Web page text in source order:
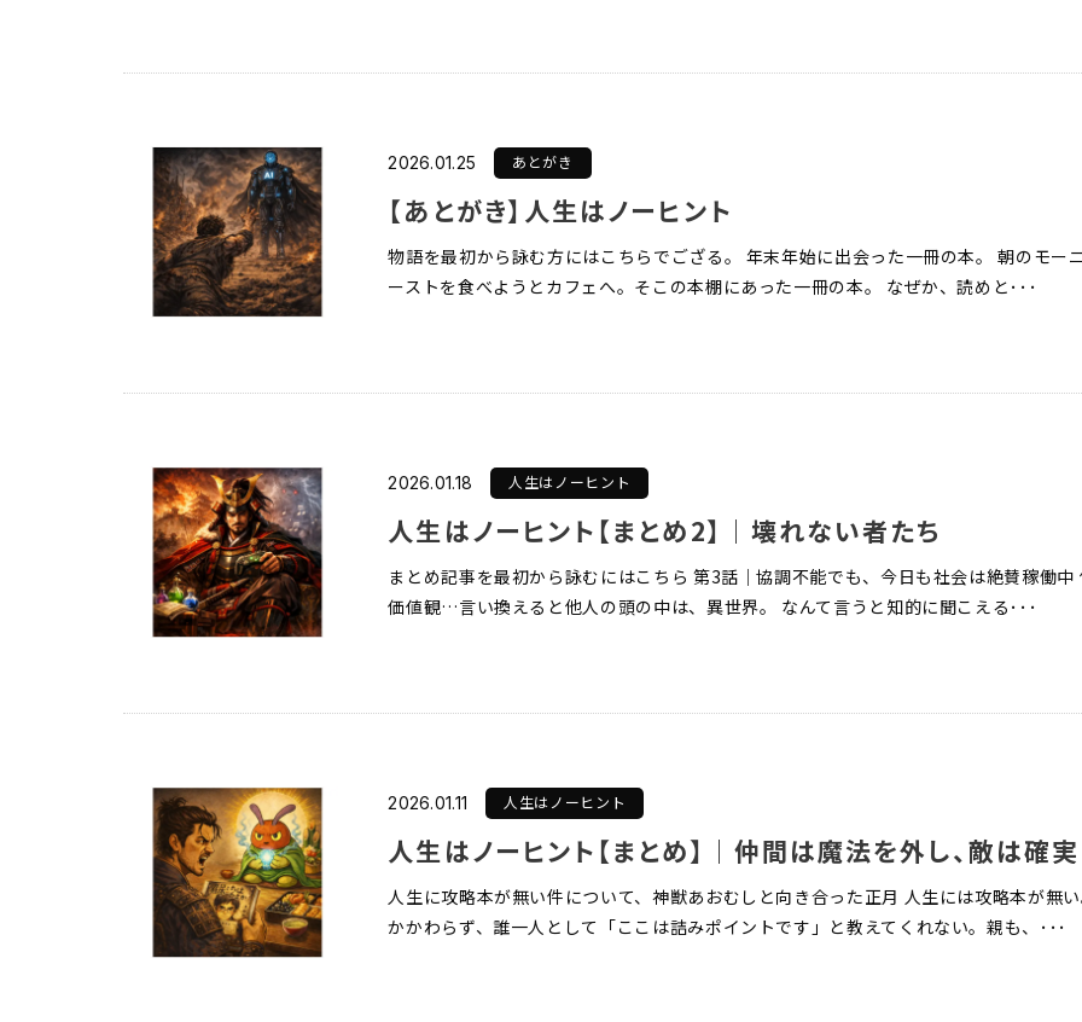
2026.01.25 あとがき
【あとがき】人生はノーヒント
物語を最初から詠む方にはこちらでござる。 年末年始に出会った一冊の本。 朝のモー
ーストを食べようとカフェへ。そこの本棚にあった一冊の本。 なぜか、読めと･･･
2026.01.18 人生はノーヒント
人生はノーヒント【まとめ2】｜壊れない者たち
まとめ記事を最初から詠むにはこちら 第3話｜協調不能でも、今日も社会は絶賛稼働中
価値観…言い換えると他人の頭の中は、異世界。 なんて言うと知的に聞こえる･･･
2026.01.11 人生はノーヒント
人生に攻略本が無い件について、神獣あおむしと向き合った正月 人生には攻略本が無
かかわらず、誰一人として「ここは詰みポイントです」と教えてくれない。親も、･･･